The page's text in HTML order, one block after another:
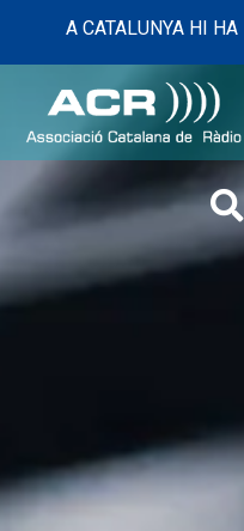
A CATALUNYA HI HA